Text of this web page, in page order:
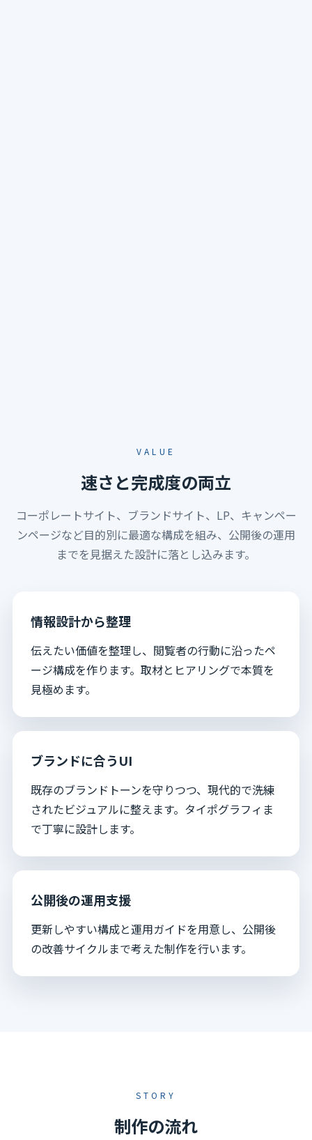
VALUE
速さと完成度の両立
コーポレートサイト、ブランドサイト、LP、キャンペー
ンページなど目的別に最適な構成を組み、公開後の運用
までを見据えた設計に落とし込みます。
情報設計から整理
伝えたい価値を整理し、閲覧者の行動に沿ったペ
ージ構成を作ります。取材とヒアリングで本質を
見極めます。
ブランドに合うUI
既存のブランドトーンを守りつつ、現代的で洗練
されたビジュアルに整えます。タイポグラフィま
で丁寧に設計します。
公開後の運用支援
更新しやすい構成と運用ガイドを用意し、公開後
の改善サイクルまで考えた制作を行います。
STORY
制作の流れ